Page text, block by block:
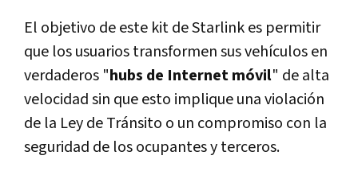
El objetivo de este kit de Starlink es permitir
que los usuarios transformen sus vehículos en
verdaderos "hubs de Internet móvil" de alta
velocidad sin que esto implique una violación
de la Ley de Tránsito o un compromiso con la
seguridad de los ocupantes y terceros.